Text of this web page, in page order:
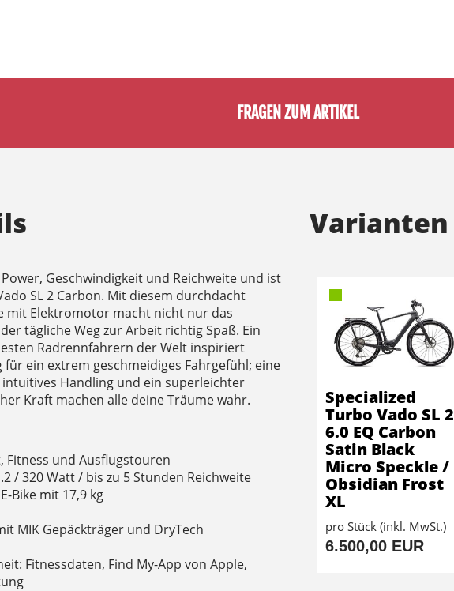
FRAGEN ZUM ARTIKEL
Geschwindigkeit und Reichweite und ist
SL 2 Carbon. Mit diesem durchdacht
mit Elektromotor macht nicht nur das
tägliche Weg zur Arbeit richtig Spaß. Ein
Radrennfahrern der Welt inspiriert
ein extrem geschmeidiges Fahrgefühl; eine
Handling und ein superleichter
Kraft machen alle deine Träume wahr.
Fitness und Ausflugstouren
/ 320 Watt / bis zu 5 Stunden Reichweite
Bike mit 17,9 kg
MIK Gepäckträger und DryTech
Fitnessdaten, Find My-App von Apple,
Varianten
Specialized
Turbo Vado SL 2
6.0 EQ Carbon
Satin Black
Micro Speckle /
Obsidian Frost
XL
pro Stück (inkl. MwSt.)
6.500,00 EUR